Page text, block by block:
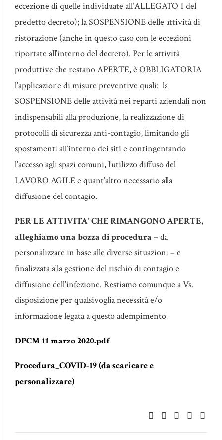
eccezione di quelle individuate all’ALLEGATO 1 del
predetto decreto); la SOSPENSIONE delle attività di
ristorazione (anche in questo caso con le eccezioni
riportate all’interno del decreto). Per le attività
produttive che restano APERTE, è OBBLIGATORIA
l’applicazione di misure preventive quali: la
SOSPENSIONE delle attività nei reparti aziendali non
indispensabili alla produzione, la realizzazione di
protocolli di sicurezza anti-contagio, limitando gli
spostamenti all’interno dei siti e contingentando
l’accesso agli spazi comuni, l’utilizzo diffuso del
LAVORO AGILE e quant’altro necessario alla
diffusione del contagio.
PER LE ATTIVITA’ CHE RIMANGONO APERTE,
alleghiamo una bozza di procedura – da
personalizzare in base alle diverse situazioni – e
finalizzata alla gestione del rischio di contagio e
diffusione dell’infezione. Restiamo comunque a Vs.
disposizione per qualsivoglia necessità e/o
informazione legata a questo adempimento.
DPCM 11 marzo 2020.pdf
Procedura_COVID-19 (da scaricare e
personalizzare)